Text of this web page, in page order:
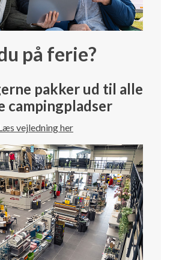
på ferie?
pakker ud til alle
campingpladser
vejledning her